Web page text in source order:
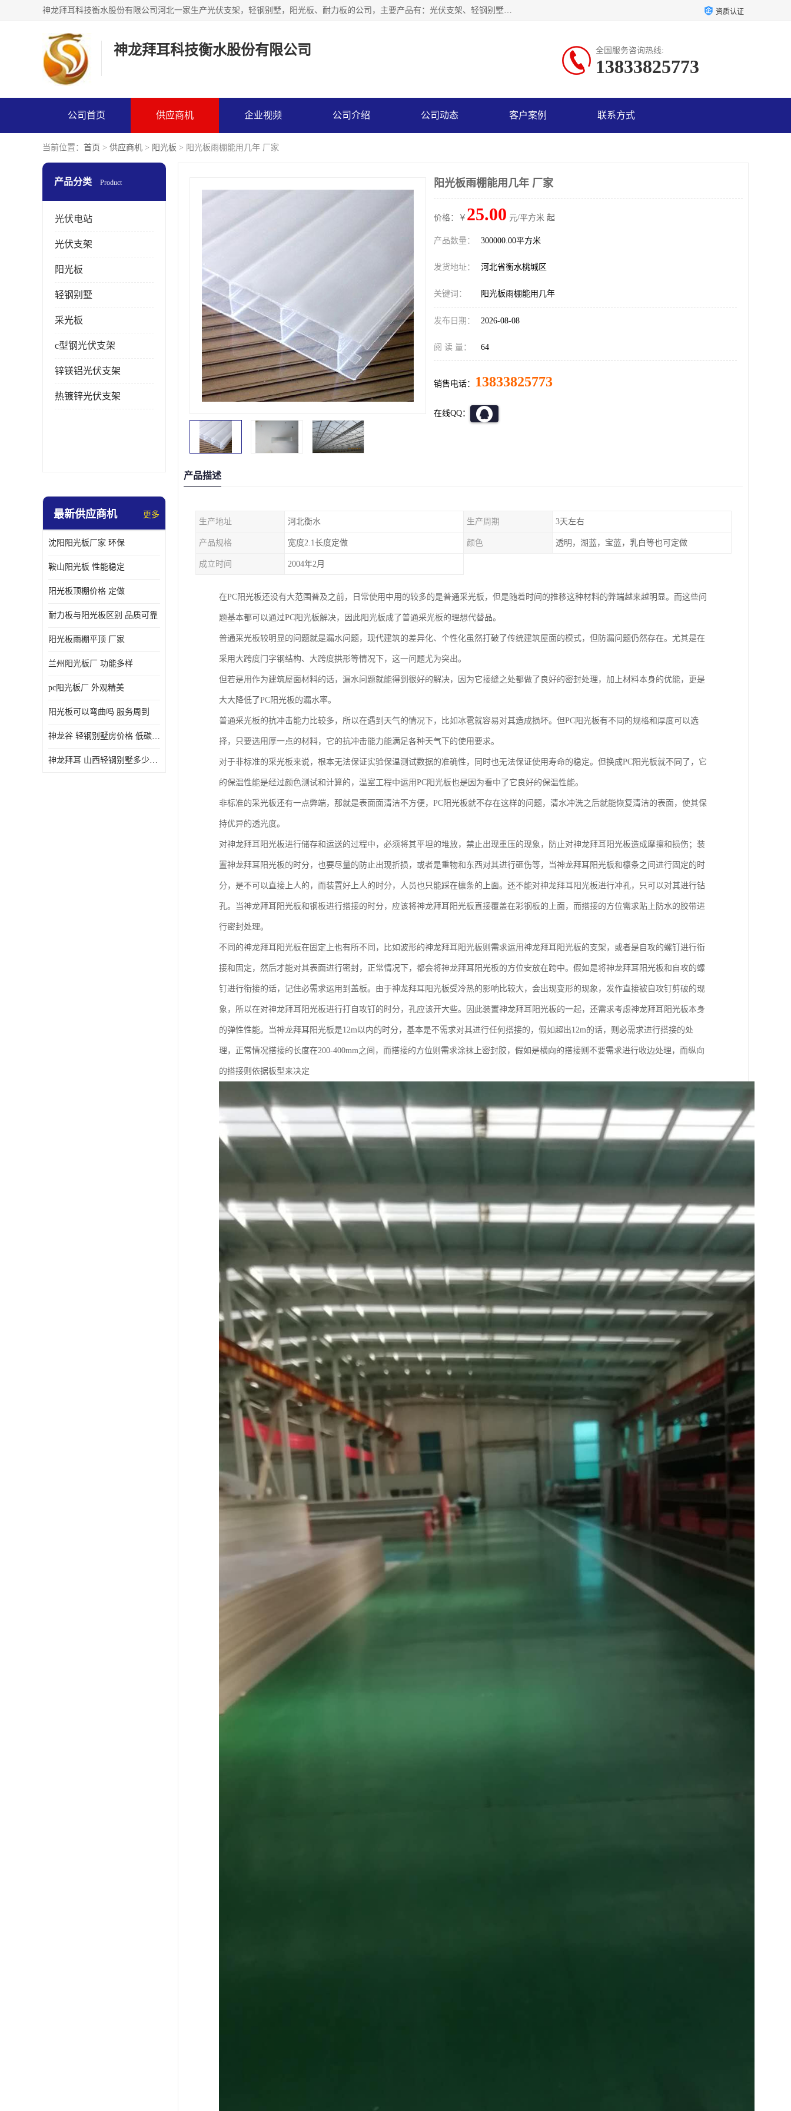
神龙拜耳科技衡水股份有限公司河北一家生产光伏支架，轻钢别墅，阳光板、耐力板的公司，主要产品有：光伏支架、轻钢别墅、阳光板、耐力板、采光板等，公司参与制定了多项标准。 资质认证
神龙拜耳科技衡水股份有限公司 全国服务咨询热线:
13833825773
公司首页 供应商机 企业视频 公司介绍 公司动态 客户案例 联系方式
当前位置： 首页 > 供应商机 > 阳光板 > 阳光板雨棚能用几年 厂家
产品分类 Product
光伏电站
光伏支架
阳光板
轻钢别墅
采光板
c型钢光伏支架
锌镁铝光伏支架
热镀锌光伏支架
最新供应商机 更多
沈阳阳光板厂家 环保
鞍山阳光板 性能稳定
阳光板顶棚价格 定做
耐力板与阳光板区别 品质可靠
阳光板雨棚平顶 厂家
兰州阳光板厂 功能多样
pc阳光板厂 外观精美
阳光板可以弯曲吗 服务周到
神龙谷 轻钢别墅房价格 低碳环保
神龙拜耳 山西轻钢别墅多少钱 施工快捷
阳光板雨棚能用几年 厂家
价格：￥ 25.00 元/平方米 起
产品数量： 300000.00平方米
发货地址： 河北省衡水桃城区
关键词： 阳光板雨棚能用几年
发布日期： 2026-08-08
阅 读 量： 64
销售电话： 13833825773
在线QQ：
产品描述
生产地址 河北衡水 生产周期 3天左右
产品规格 宽度2.1长度定做 颜色 透明，湖蓝，宝蓝，乳白等也可定做
成立时间 2004年2月
在PC阳光板还没有大范围普及之前，日常使用中用的较多的是普通采光板，但是随着时间的推移这种材料的弊端越来越明显。而这些问
题基本都可以通过PC阳光板解决，因此阳光板成了普通采光板的理想代替品。
普通采光板较明显的问题就是漏水问题，现代建筑的差异化、个性化虽然打破了传统建筑屋面的模式，但防漏问题仍然存在。尤其是在
采用大跨度门字钢结构、大跨度拱形等情况下，这一问题尤为突出。
但若是用作为建筑屋面材料的话，漏水问题就能得到很好的解决，因为它接缝之处都做了良好的密封处理，加上材料本身的优能，更是
大大降低了PC阳光板的漏水率。
普通采光板的抗冲击能力比较多，所以在遇到天气的情况下，比如冰雹就容易对其造成损坏。但PC阳光板有不同的规格和厚度可以选
择，只要选用厚一点的材料，它的抗冲击能力能满足各种天气下的使用要求。
对于非标准的采光板来说，根本无法保证实验保温测试数据的准确性，同时也无法保证使用寿命的稳定。但换成PC阳光板就不同了，它
的保温性能是经过颜色测试和计算的，温室工程中运用PC阳光板也是因为看中了它良好的保温性能。
非标准的采光板还有一点弊端，那就是表面面清洁不方便，PC阳光板就不存在这样的问题，清水冲洗之后就能恢复清洁的表面，使其保
持优异的透光度。
对神龙拜耳阳光板进行储存和运送的过程中，必须将其平坦的堆放，禁止出现重压的现象，防止对神龙拜耳阳光板造成摩擦和损伤；装
置神龙拜耳阳光板的时分，也要尽量的防止出现折损，或者是重物和东西对其进行砸伤等，当神龙拜耳阳光板和檩条之间进行固定的时
分，是不可以直接上人的，而装置好上人的时分，人员也只能踩在檩条的上面。还不能对神龙拜耳阳光板进行冲孔，只可以对其进行钻
孔。当神龙拜耳阳光板和钢板进行搭接的时分，应该将神龙拜耳阳光板直接覆盖在彩钢板的上面，而搭接的方位需求贴上防水的胶带进
行密封处理。
不同的神龙拜耳阳光板在固定上也有所不同，比如波形的神龙拜耳阳光板则需求运用神龙拜耳阳光板的支架，或者是自攻的螺钉进行衔
接和固定，然后才能对其表面进行密封，正常情况下，都会将神龙拜耳阳光板的方位安放在跨中。假如是将神龙拜耳阳光板和自攻的螺
钉进行衔接的话，记住必需求运用到盖板。由于神龙拜耳阳光板受冷热的影响比较大，会出现变形的现象，发作直接被自攻钉剪破的现
象，所以在对神龙拜耳阳光板进行打自攻钉的时分，孔应该开大些。因此装置神龙拜耳阳光板的一起，还需求考虑神龙拜耳阳光板本身
的弹性性能。当神龙拜耳阳光板是12m以内的时分，基本是不需求对其进行任何搭接的，假如超出12m的话，则必需求进行搭接的处
理，正常情况搭接的长度在200-400mm之间，而搭接的方位则需求涂抹上密封胶，假如是横向的搭接则不要需求进行收边处理，而纵向
的搭接则依据板型来决定